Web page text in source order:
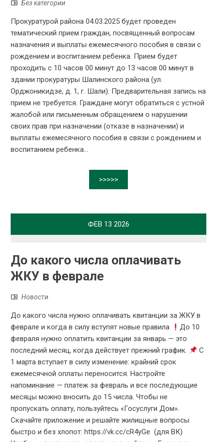
Без категории
Прокуратурой района 04.03.2025 будет проведен
тематический прием граждан, посвященный вопросам
назначения и выплаты ежемесячного пособия в связи с
рождением и воспитанием ребенка. Прием будет
проходить с 10 часов 00 минут до 13 часов 00 минут в
здании прокуратуры Шалинского района (ул.
Орджоникидзе, д. 1, г. Шали). Предварительная запись на
прием не требуется. Граждане могут обратиться с устной
жалобой или письменным обращением о нарушении
своих прав при назначении (отказе в назначении) и
выплаты ежемесячного пособия в связи с рождением и
воспитанием ребенка...
>>>>>
ФЕВ 13 2026
До какого числа оплачивать
ЖКУ в феврале
Новости
До какого числа нужно оплачивать квитанции за ЖКУ в
феврале и когда в силу вступят новые правила
До 10
февраля нужно оплатить квитанции за январь — это
последний месяц, когда действует прежний график.
С
1 марта вступает в силу изменение: крайний срок
ежемесячной оплаты переносится. Настройте
напоминание — платеж за февраль и все последующие
месяцы можно вносить до 15 числа. Чтобы не
пропускать оплату, пользуйтесь «Госуслуги Дом».
Скачайте приложение и решайте жилищные вопросы
быстро и без хлопот: https://vk.cc/cR4yGe (для ВК)